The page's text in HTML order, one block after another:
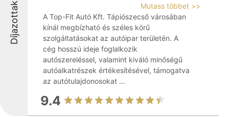
Díjazottak
Mutass többet >>
A Top-Fit Autó Kft. Tápiószecső városában
kínál megbízható és széles körű
szolgáltatásokat az autóipar területén. A
cég hosszú ideje foglalkozik
autószereléssel, valamint kiváló minőségű
autóalkatrészek értékesítésével, támogatva
az autótulajdonosokat ...
9.4